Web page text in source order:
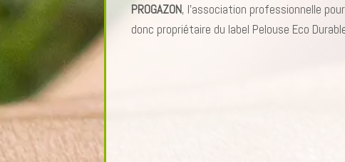
PROGAZON, l’association professionnelle
donc propriétaire du label Pelouse Eco